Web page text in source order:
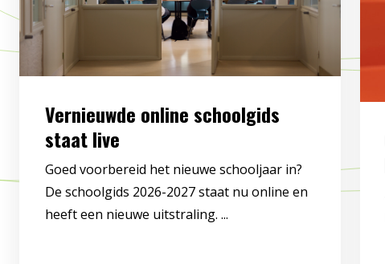
Vernieuwde online schoolgids
staat live
Goed voorbereid het nieuwe schooljaar in?
De schoolgids 2026-2027 staat nu online en
heeft een nieuwe uitstraling. ...